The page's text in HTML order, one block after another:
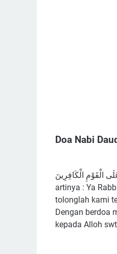
Doa Nabi
الْقَوْمِ الْكَافِرِينَ
artinya : Ya
tolonglah kami
Dengan berdoa
kepada Alloh